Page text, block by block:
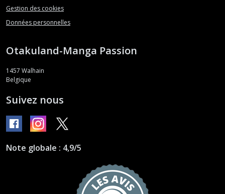
Gestion des cookies
Données personnelles
Otakuland-Manga Passion
1457 Walhain
Belgique
Suivez nous
Note globale : 4,9/5